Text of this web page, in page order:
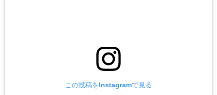
この投稿をInstagramで見る